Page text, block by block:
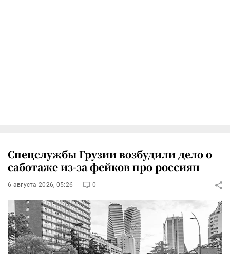
Спецслужбы Грузии возбудили дело о
саботаже из-за фейков про россиян
6 августа 2026, 05:26 0